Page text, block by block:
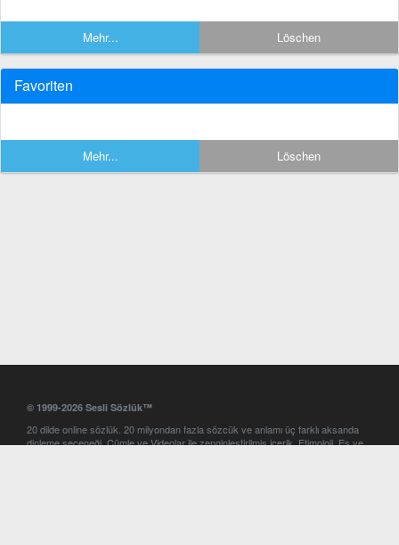
Mehr... Löschen
Favoriten
Mehr... Löschen
© 1999-2026 Sesli Sözlük™
20 dilde online sözlük. 20 milyondan fazla sözcük ve anlamı üç farklı aksanda
dinleme seçeneği. Cümle ve Videolar ile zenginleştirilmiş içerik. Etimoloji, Eş ve